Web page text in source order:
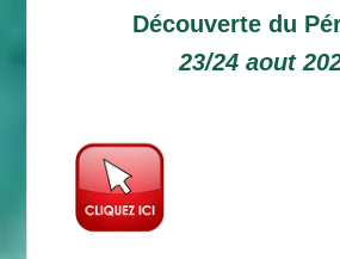
Découverte du
23/24 aout